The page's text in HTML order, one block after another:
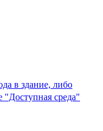
в здание, либо
среда"